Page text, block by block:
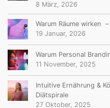
8 März, 2026
Warum Räume wirken
19 Januar, 2026
Warum Personal
11 November, 2025
Intuitive Ernährung &
Diätspirale
27 Oktober, 2025